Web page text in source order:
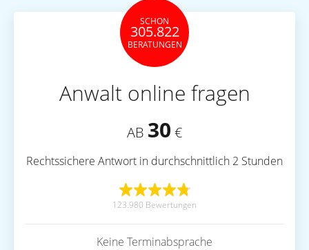
SCHON
305.822
BERATUNGEN
Anwalt online fragen
AB 30 €
Rechtssichere Antwort in durchschnittlich 2 Stunden
123.980 Bewertungen
Keine Terminabsprache